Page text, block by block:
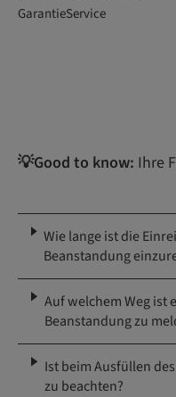
GarantieService
💡Good to know: Ihre
Wie lange ist die
Beanstandung
Auf welchem Weg ist
Beanstandung zu
Ist beim Ausfüllen
zu beachten?